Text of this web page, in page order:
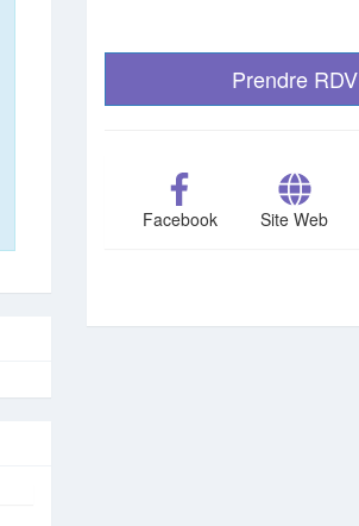
Prendre RDV
Facebook Site Web